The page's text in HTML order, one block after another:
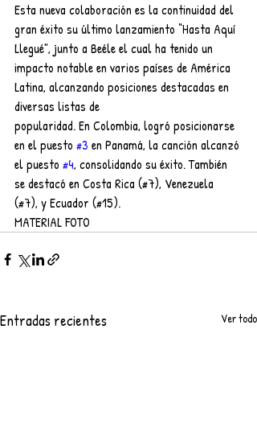
Esta nueva colaboración es la continuidad del
gran éxito su último lanzamiento “Hasta Aquí
Llegué", junto a Beéle el cual ha tenido un
impacto notable en varios países de América
Latina, alcanzando posiciones destacadas en
diversas listas de
popularidad. En Colombia, logró posicionarse
en el puesto #3 en Panamá, la canción alcanzó
el puesto #4, consolidando su éxito. También
se destacó en Costa Rica (#7), Venezuela
(#7), y Ecuador (#15).
MATERIAL FOTO
Entradas recientes Ver todo